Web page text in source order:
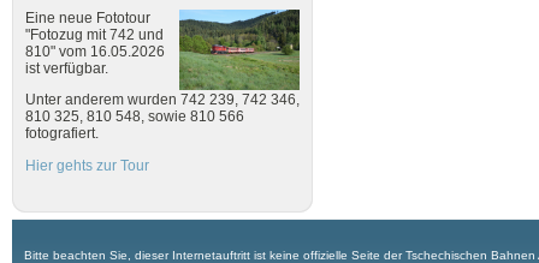
Eine neue Fototour
"Fotozug mit 742 und
810" vom 16.05.2026
ist verfügbar.
Unter anderem wurden 742 239, 742 346,
810 325, 810 548, sowie 810 566
fotografiert.
Hier gehts zur Tour
Bitte beachten Sie, dieser Internetauftritt ist keine offizielle Seite der Tschechischen